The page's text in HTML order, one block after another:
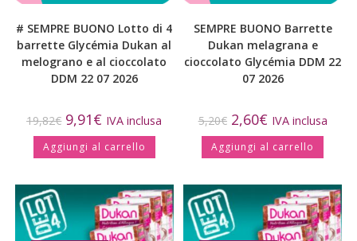
# SEMPRE BUONO Lotto di 4
barrette Glycémia Dukan al
melograno e al cioccolato
DDM 22 07 2026
19,82€ 9,91€ IVA inclusa
Aggiungi al carrello
SEMPRE BUONO Barrette
Dukan melagrana e
cioccolato Glycémia DDM 22
07 2026
5,20€ 2,60€ IVA inclusa
Aggiungi al carrello